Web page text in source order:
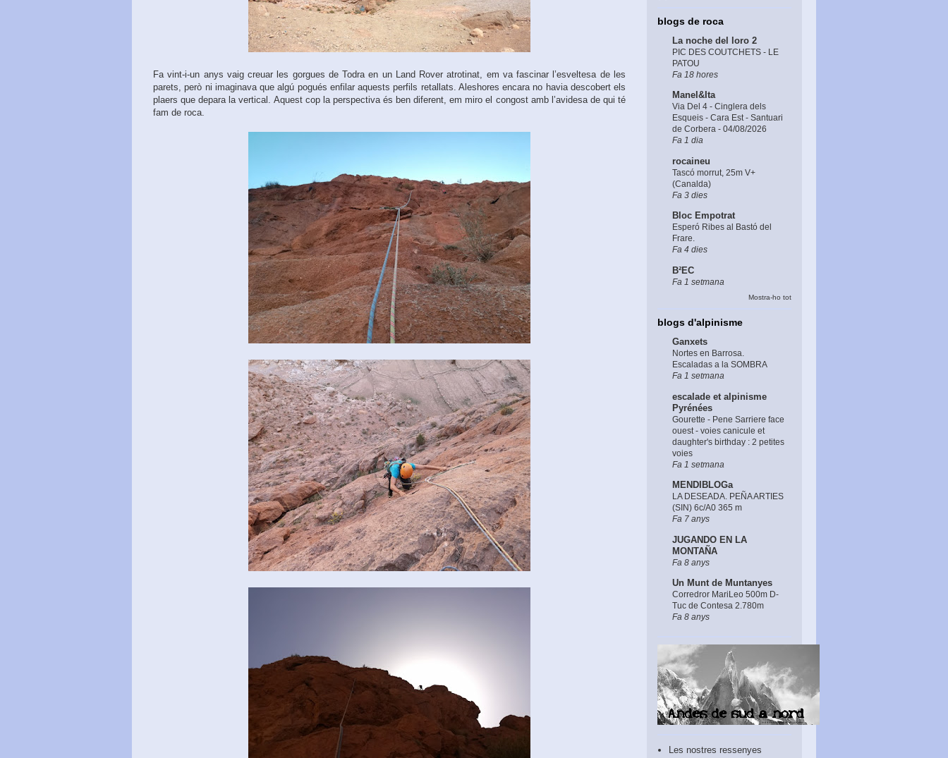
Fa vint-i-un anys vaig creuar les gorgues de Todra en un Land Rover atrotinat, em va fascinar l’esveltesa de les
parets, però ni imaginava que algú pogués enfilar aquests perfils retallats. Aleshores encara no havia descobert els
plaers que depara la vertical. Aquest cop la perspectiva és ben diferent, em miro el congost amb l’avidesa de qui té
fam de roca.
blogs de roca
La noche del loro 2
PIC DES COUTCHETS - LE
PATOU
Fa 18 hores
Manel&Ita
Via Del 4 - Cinglera dels
Esqueis - Cara Est - Santuari
de Corbera - 04/08/2026
Fa 1 dia
rocaineu
Tascó morrut, 25m V+
(Canalda)
Fa 3 dies
Bloc Empotrat
Esperó Ribes al Bastó del
Frare.
Fa 4 dies
B²EC
Fa 1 setmana
Mostra-ho tot
blogs d'alpinisme
Ganxets
Nortes en Barrosa.
Escaladas a la SOMBRA
Fa 1 setmana
escalade et alpinisme
Pyrénées
Gourette - Pene Sarriere face
ouest - voies canicule et
daughter's birthday : 2 petites
voies
Fa 1 setmana
MENDIBLOGa
LA DESEADA. PEÑA ARTIES
(SIN) 6c/A0 365 m
Fa 7 anys
JUGANDO EN LA
MONTAÑA
Fa 8 anys
Un Munt de Muntanyes
Corredror MariLeo 500m D-
Tuc de Contesa 2.780m
Fa 8 anys
Les nostres ressenyes